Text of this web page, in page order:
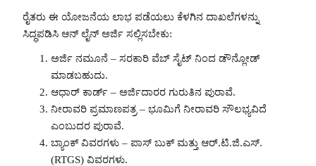
ರೈತರು ಈ ಯೋಜನೆಯ ಲಾಭ ಪಡೆಯಲು ಕೆಳಗಿನ ದಾಖಲೆಗಳನ್ನು
ಸಿದ್ಧಪಡಿಸಿ ಆನ್ ಲೈನ್ ಅರ್ಜಿ ಸಲ್ಲಿಸಬೇಕು:
ಅರ್ಜಿ ನಮೂನೆ – ಸರಕಾರಿ ವೆಬ್ ಸೈಟ್ ನಿಂದ ಡೌನ್ಲೋಡ್
ಮಾಡಬಹುದು.
ಆಧಾರ್ ಕಾರ್ಡ್ – ಅರ್ಜಿದಾರರ ಗುರುತಿನ ಪುರಾವೆ.
ನೀರಾವರಿ ಪ್ರಮಾಣಪತ್ರ – ಭೂಮಿಗೆ ನೀರಾವರಿ ಸೌಲಭ್ಯವಿದೆ
ಎಂಬುದರ ಪುರಾವೆ.
ಬ್ಯಾಂಕ್ ವಿವರಗಳು – ಪಾಸ್ ಬುಕ್ ಮತ್ತು ಆರ್.ಟಿ.ಜಿ.ಎಸ್.
(RTGS) ವಿವರಗಳು.